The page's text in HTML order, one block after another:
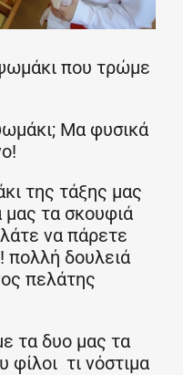
που τρώμε
Μα φυσικά
της τάξης μας
τα σκουφιά
να πάρετε
δουλειά
πελάτης
τα δυο μας τα
φίλοι τι νόστιμα